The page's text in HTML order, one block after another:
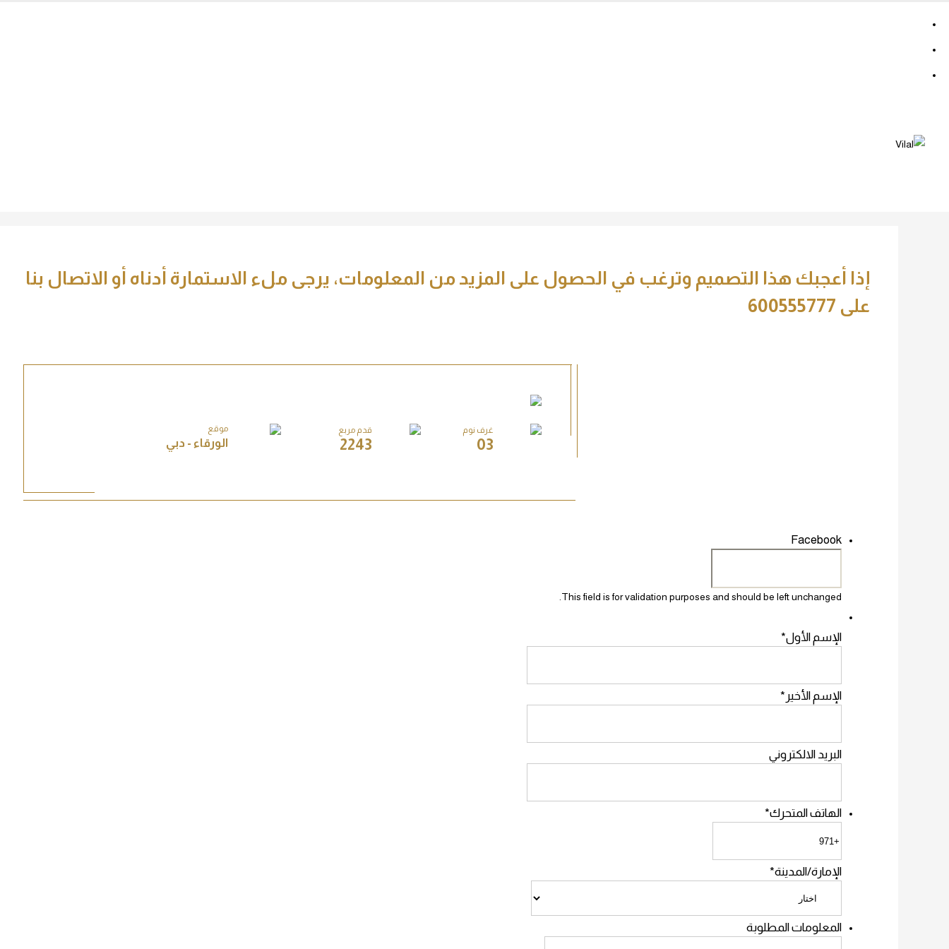
إذا أعجبك هذا التصميم وترغب في الحصول على المزيد من المعلومات، يرجى ملء الاستمارة أدناه أو الاتصال بنا
على 600555777
غرف نوم
03
قدم مربع
2243
موقع
الورقاء - دبي
Facebook
This field is for validation purposes and should be left unchanged.
الإسم الأول*
الإسم الأخير *
البريد الالكتروني
الهاتف المتحرك*
الإمارة/المدينة*
المعلومات المطلوبة